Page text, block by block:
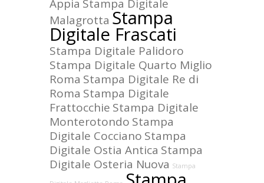
Appia Stampa Digitale
Malagrotta Stampa
Digitale Frascati
Stampa Digitale Palidoro
Stampa Digitale Quarto Miglio
Roma Stampa Digitale Re di
Roma Stampa Digitale
Frattocchie Stampa Digitale
Monterotondo Stampa
Digitale Cocciano Stampa
Digitale Ostia Antica Stampa
Digitale Osteria Nuova Stampa